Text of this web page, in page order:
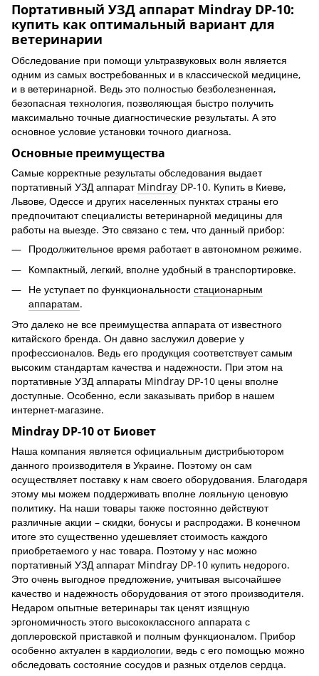
Портативный УЗД аппарат Mindray DP-10:
купить как оптимальный вариант для
ветеринарии
Обследование при помощи ультразвуковых волн является
одним из самых востребованных и в классической медицине,
и в ветеринарной. Ведь это полностью безболезненная,
безопасная технология, позволяющая быстро получить
максимально точные диагностические результаты. А это
основное условие установки точного диагноза.
Основные преимущества
Самые корректные результаты обследования выдает
портативный УЗД аппарат Mindray DP-10. Купить в Киеве,
Львове, Одессе и других населенных пунктах страны его
предпочитают специалисты ветеринарной медицины для
работы на выезде. Это связано с тем, что данный прибор:
Продолжительное время работает в автономном режиме.
Компактный, легкий, вполне удобный в транспортировке.
Не уступает по функциональности стационарным
аппаратам.
Это далеко не все преимущества аппарата от известного
китайского бренда. Он давно заслужил доверие у
профессионалов. Ведь его продукция соответствует самым
высоким стандартам качества и надежности. При этом на
портативные УЗД аппараты Mindray DP-10 цены вполне
доступные. Особенно, если заказывать прибор в нашем
интернет-магазине.
Mindray DP-10 от Биовет
Наша компания является официальным дистрибьютором
данного производителя в Украине. Поэтому он сам
осуществляет поставку к нам своего оборудования. Благодаря
этому мы можем поддерживать вполне лояльную ценовую
политику. На наши товары также постоянно действуют
различные акции – скидки, бонусы и распродажи. В конечном
итоге это существенно удешевляет стоимость каждого
приобретаемого у нас товара. Поэтому у нас можно
портативный УЗД аппарат Mindray DP-10 купить недорого.
Это очень выгодное предложение, учитывая высочайшее
качество и надежность оборудования от этого производителя.
Недаром опытные ветеринары так ценят изящную
эргономичность этого высококлассного аппарата с
доплеровской приставкой и полным функционалом. Прибор
особенно актуален в кардиологии, ведь с его помощью можно
обследовать состояние сосудов и разных отделов сердца.